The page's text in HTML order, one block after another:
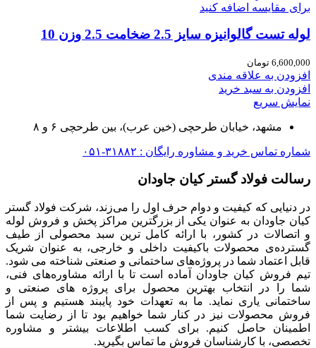
برای مقایسه اضافه کنید
لوله تست گالوانیزه سایز 2.5 ضخامت 2.5 وزن 10
6,600,000 تومان
افزودن به علاقه مندی
افزودن به سبد خرید
نمایش سریع
مشهد، خیابان طرحچی (خین عرب)، بین طرحچی ۶ و ۸
شماره تماس خرید و مشاوره رایگان : ۳۱۸۸۲-۰۵۱
رسالت فولاد گستر کیان جاودان
در دنیایی که کیفیت و دوام حرف اول را می‌زند، شرکت فولاد گستر
کیان جاودان به عنوان یکی از بزرگترین مراکز پخش و فروش لوله
و اتصالات در کشور، با ارائه کامل ترین سبد محصولی از طیف
گسترده‌‌ی محصولات باکیفیت داخلی و خارجی، به عنوان شریک
قابل اعتماد شما در پروژه‌های ساختمانی و صنعتی شناخته می شود.
تیم فروش کیان جاودان آماده است تا با ارائه مشاوره‌های فنی،
شما را در انتخاب بهترین محصول برای پروژه های صنعتی و
ساختمانی یاری نماید. ما به تعهدات خود پایبند هستیم و پس از
فروش محصولات نیز در کنار شما خواهیم بود تا از رضایت شما
اطمینان حاصل کنیم. برای کسب اطلاعات بیشتر و مشاوره
تخصصی، با کارشناسان فروش ما تماس بگیرید.